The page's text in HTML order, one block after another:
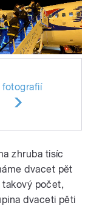
fotografií
zhruba tisíc
dvacet pět
takový počet,
dvaceti pěti